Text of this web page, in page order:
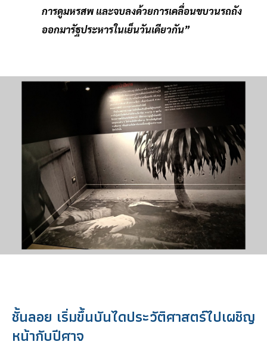
การดูมหรสพ และจบลงด้วยการเคลื่อนขบวนรถถัง
ออกมารัฐประหารในเย็นวันเดียวกัน”
ชั้นลอย เริ่มขึ้นบันไดประวัติศาสตร์ไปเผชิญ
หน้ากับปีศาจ